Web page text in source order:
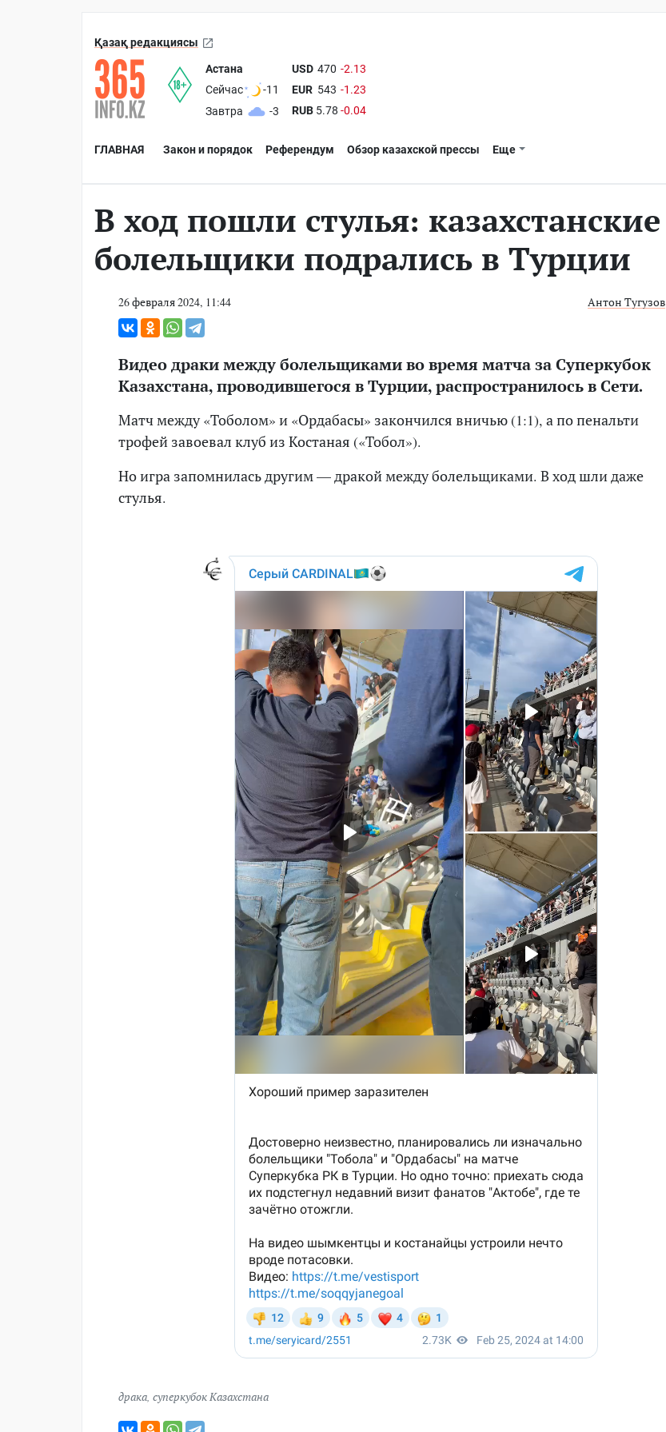
Қазақ редакциясы
Астана
Сейчас
-11
Завтра
-3
USD 470 -2.13
EUR 543 -1.23
RUB 5.78 -0.04
ГЛАВНАЯ Закон и порядок Референдум Обзор казахской прессы Еще
В ход пошли стулья: казахстанские
болельщики подрались в Турции
26 февраля 2024, 11:44 Антон Тугузов
Видео драки между болельщиками во время матча за Суперкубок
Казахстана, проводившегося в Турции, распространилось в Сети.
Матч между «Тоболом» и «Ордабасы» закончился вничью (1:1), а по пенальти
трофей завоевал клуб из Костаная («Тобол»).
Но игра запомнилась другим — дракой между болельщиками. В ход шли даже
стулья.
драка суперкубок Казахстана